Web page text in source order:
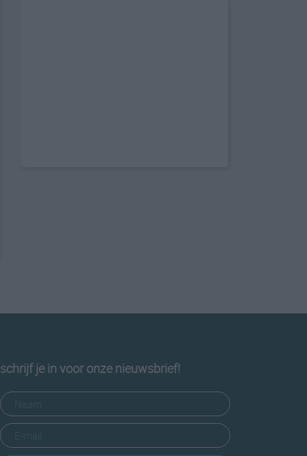
schrijf je in voor onze nieuwsbrief!